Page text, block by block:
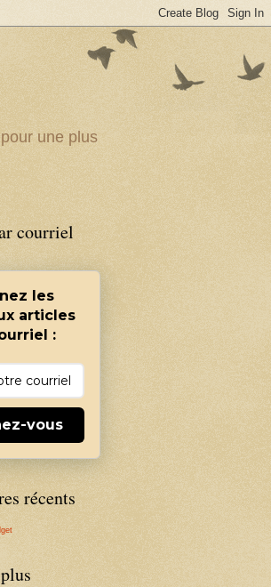
une plus
courriel
les
articles
:
vous
récents